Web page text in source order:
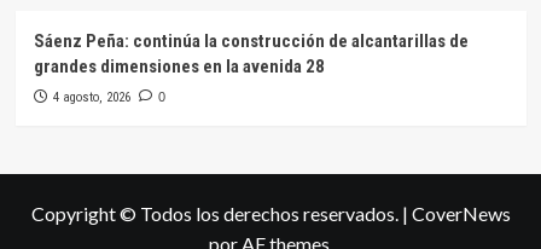
Sáenz Peña: continúa la construcción de alcantarillas de
grandes dimensiones en la avenida 28
4 agosto, 2026 0
Copyright © Todos los derechos reservados. | CoverNews
por AF themes.